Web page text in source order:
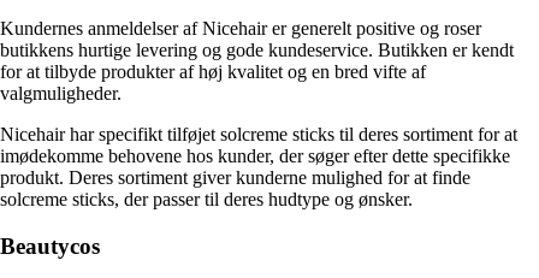
Kundernes anmeldelser af Nicehair er generelt positive og roser
butikkens hurtige levering og gode kundeservice. Butikken er kendt
for at tilbyde produkter af høj kvalitet og en bred vifte af
valgmuligheder.
Nicehair har specifikt tilføjet solcreme sticks til deres sortiment for at
imødekomme behovene hos kunder, der søger efter dette specifikke
produkt. Deres sortiment giver kunderne mulighed for at finde
solcreme sticks, der passer til deres hudtype og ønsker.
Beautycos